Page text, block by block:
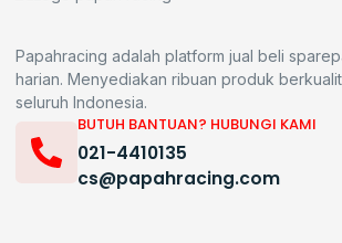
Papahracing adalah platform jual beli
harian. Menyediakan ribuan produk
seluruh Indonesia.
BUTUH BANTUAN? HUBUNGI KAMI
021-4410135
cs@papahracing.com